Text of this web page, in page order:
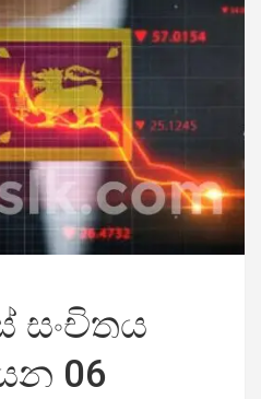
සංචිතය
06